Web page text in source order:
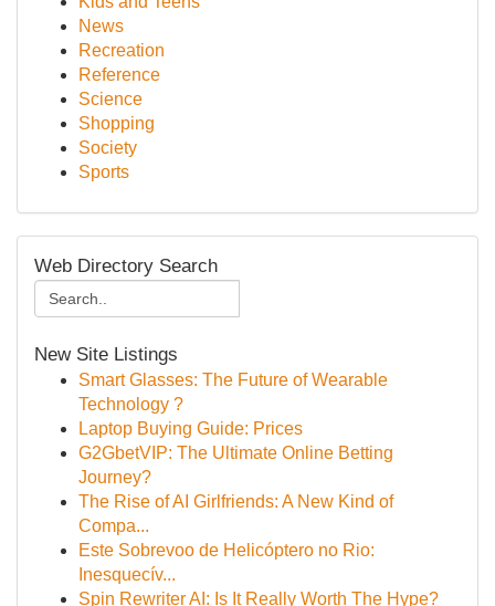
News
Recreation
Reference
Science
Shopping
Society
Sports
Web Directory Search
New Site Listings
Smart Glasses: The Future of Wearable
Technology ?
Laptop Buying Guide: Prices
G2GbetVIP: The Ultimate Online Betting
Journey?
The Rise of AI Girlfriends: A New Kind of
Compa...
Este Sobrevoo de Helicóptero no Rio:
Inesquecív...
Spin Rewriter AI: Is It Really Worth The Hype?